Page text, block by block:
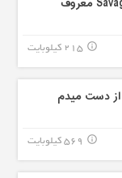
215 کیلوبایت info_outline
از دست میدم
569 کیلوبایت info_outline